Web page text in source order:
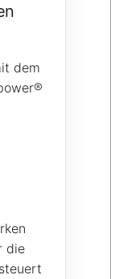
dem
die